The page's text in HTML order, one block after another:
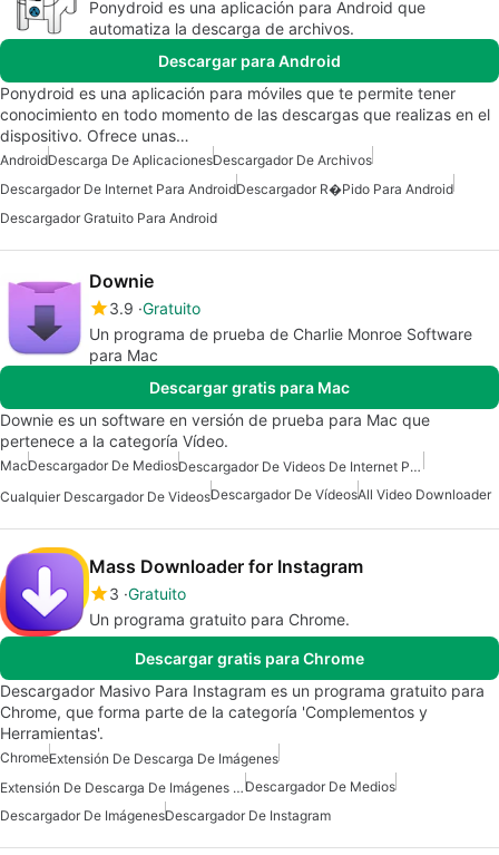
Ponydroid es una aplicación para Android que
automatiza la descarga de archivos.
Descargar para Android
Ponydroid es una aplicación para móviles que te permite tener
conocimiento en todo momento de las descargas que realizas en el
dispositivo. Ofrece unas…
AndroidDescarga De AplicacionesDescargador De Archivos
Descargador De Internet Para AndroidDescargador R�pido Para Android
Descargador Gratuito Para Android
Downie
3.9 Gratuito
Un programa de prueba de Charlie Monroe Software
para Mac
Descargar gratis para Mac
Downie es un software en versión de prueba para Mac que
pertenece a la categoría Vídeo.
MacDescargador De Medios
Descargador De Videos De Internet Para Mac
Cualquier Descargador De VideosDescargador De VídeosAll Video Downloader
Mass Downloader for Instagram
3 Gratuito
Un programa gratuito para Chrome.
Descargar gratis para Chrome
Descargador Masivo Para Instagram es un programa gratuito para
Chrome, que forma parte de la categoría 'Complementos y
Herramientas'.
ChromeExtensión De Descarga De Imágenes
Extensión De Descarga De Imágenes Gratuita Descargador De Medios
Descargador De ImágenesDescargador De Instagram